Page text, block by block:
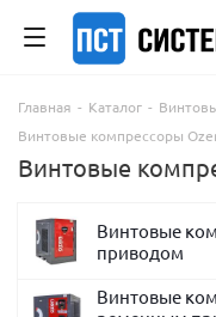
Главная - Каталог -
Винтовые компрессоры
Винтовые
Винтовые
приводом
Винтовые